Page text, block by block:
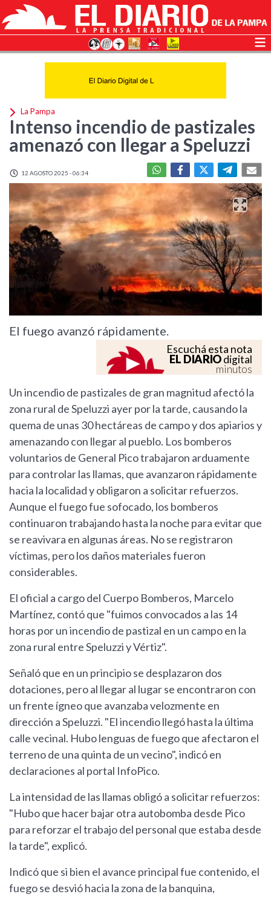
La Pampa
Intenso incendio de pastizales
amenazó con llegar a Speluzzi
12 AGOSTO 2025 - 06:34
El fuego avanzó rápidamente.
Escuchá esta nota
EL DIARIOdigital
minutos
Un incendio de pastizales de gran magnitud afectó la
zona rural de Speluzzi ayer por la tarde, causando la
quema de unas 30 hectáreas de campo y dos apiarios y
amenazando con llegar al pueblo. Los bomberos
voluntarios de General Pico trabajaron arduamente
para controlar las llamas, que avanzaron rápidamente
hacia la localidad y obligaron a solicitar refuerzos.
Aunque el fuego fue sofocado, los bomberos
continuaron trabajando hasta la noche para evitar que
se reavivara en algunas áreas. No se registraron
víctimas, pero los daños materiales fueron
considerables.
El oficial a cargo del Cuerpo Bomberos, Marcelo
Martínez, contó que "fuimos convocados a las 14
horas por un incendio de pastizal en un campo en la
zona rural entre Speluzzi y Vértiz".
Señaló que en un principio se desplazaron dos
dotaciones, pero al llegar al lugar se encontraron con
un frente ígneo que avanzaba velozmente en
dirección a Speluzzi. "El incendio llegó hasta la última
calle vecinal. Hubo lenguas de fuego que afectaron el
terreno de una quinta de un vecino", indicó en
declaraciones al portal InfoPico.
La intensidad de las llamas obligó a solicitar refuerzos:
"Hubo que hacer bajar otra autobomba desde Pico
para reforzar el trabajo del personal que estaba desde
la tarde", explicó.
Indicó que si bien el avance principal fue contenido, el
fuego se desvió hacia la zona de la banquina,